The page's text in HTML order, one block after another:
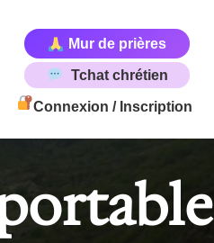
Mur de prières
Tchat chrétien
Connexion / Inscription